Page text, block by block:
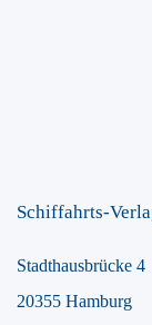
Schiffahrts-
Stadthausbrücke 4
20355 Hamburg